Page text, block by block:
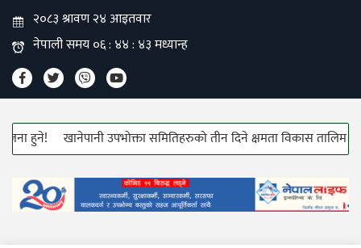
खानेपानी उपभोक्ता समितिहरुको तीन दिने क्षमता विकास तालिम सुरु!